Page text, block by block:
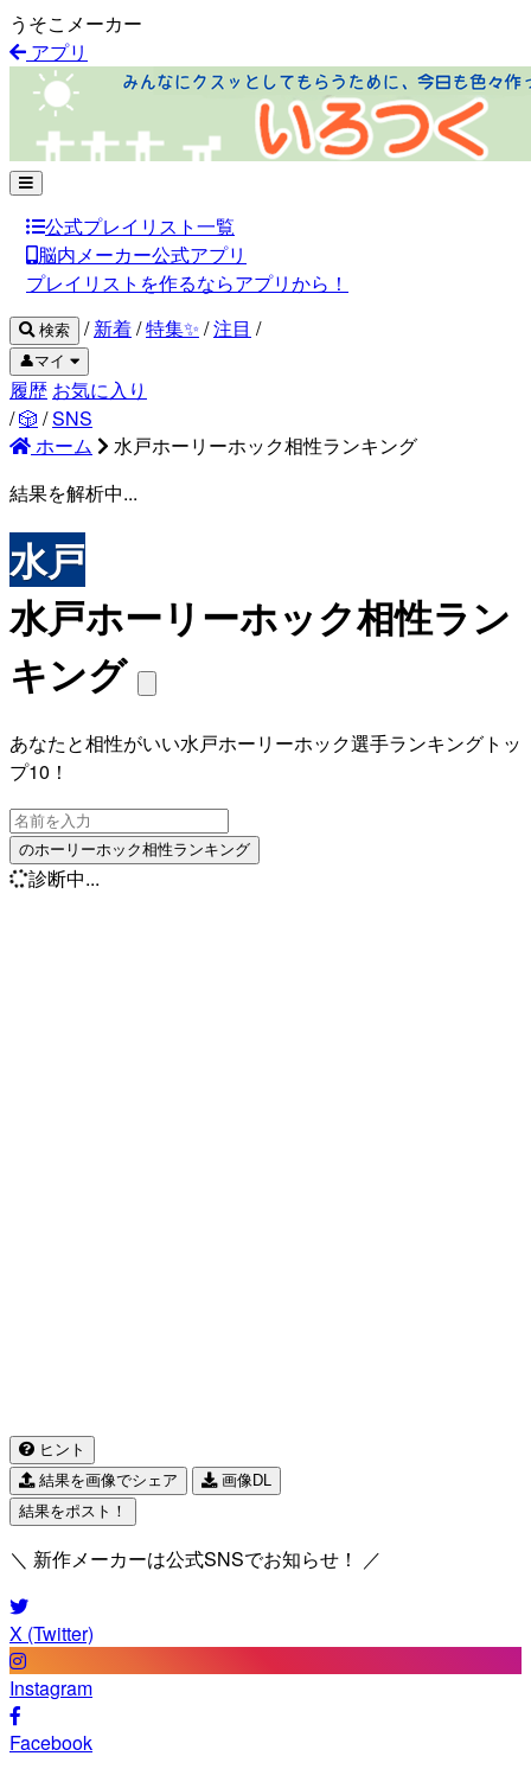
うそこメーカー
アプリ
公式プレイリスト一覧
脳内メーカー公式アプリ
プレイリストを作るならアプリから！
検索 / 新着/特集✨ /注目 /
👤マイ
履歴 お気に入り
/🎲 /SNS
ホーム
水戸ホーリーホック相性ランキング
結果を解析中...
水戸
水戸ホーリーホック相性ラン
キング
あなたと相性がいい水戸ホーリーホック選手ランキングトッ
プ10！
のホーリーホック相性ランキング
診断中...
ヒント
結果を画像でシェア
画像DL
結果をポスト！
＼ 新作メーカーは公式SNSでお知らせ！ ／
X (Twitter)
Instagram
Facebook